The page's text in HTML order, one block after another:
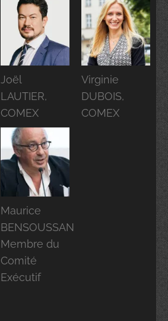
Joël
LAUTIER,
COMEX
Virginie
DUBOIS,
COMEX
Maurice
BENSOUSSAN
Membre du
Comité
Exécutif